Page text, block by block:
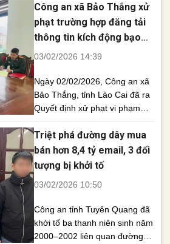
phương trên mạng xã hội, một
trưởng thôn tại Đắk Lắk đã bị
cơ quan công an khởi tố để
luật. Ngày 3/2, [...]
Công an xã Bảo Thắng xử
phạt trường hợp đăng tải
thông tin kích động bạo
lực trên mạng xã hội
03/02/2026 14:39
Ngày 02/02/2026, Công an xã
Bảo Thắng, tỉnh Lào Cai đã ra
Quyết định xử phạt vi phạm
hành chính đối với T.V.H. (sinh
năm 2008, trú tại xã Bảo
Thắng) về hành vi cung cấp,
chia sẻ thông tin kích động bạo
Facebook, đồng thời buộc gỡ
Triệt phá đường dây mua
bán hơn 8,4 tỷ email, 3 đối
tượng bị khởi tố
03/02/2026 10:50
Công an tỉnh Tuyên Quang đã
khởi tố ba thanh niên sinh năm
2000–2002 liên quan đường